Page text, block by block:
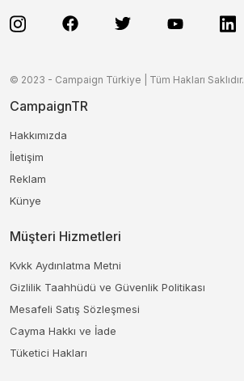
© 2023 - Campaign Türkiye | Tüm Hakları Saklıdır.
CampaignTR
Hakkımızda
İletişim
Reklam
Künye
Müşteri Hizmetleri
Kvkk Aydınlatma Metni
Gizlilik Taahhüdü ve Güvenlik Politikası
Mesafeli Satış Sözleşmesi
Cayma Hakkı ve İade
Tüketici Hakları